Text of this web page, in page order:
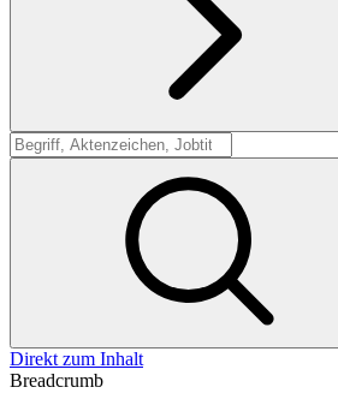
Suche
Direkt zum Inhalt
Breadcrumb